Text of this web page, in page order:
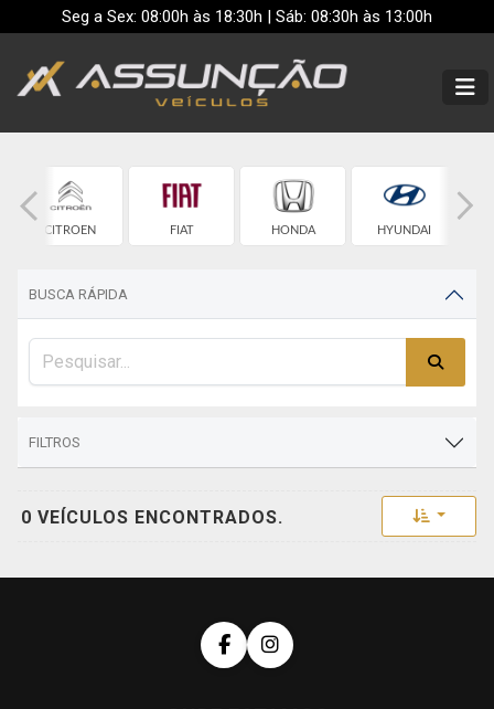
Seg a Sex: 08:00h às 18:30h | Sáb: 08:30h às 13:00h
CITROEN FIAT HONDA HYUNDAI
BUSCA RÁPIDA
FILTROS
0 VEÍCULOS ENCONTRADOS. Toggle